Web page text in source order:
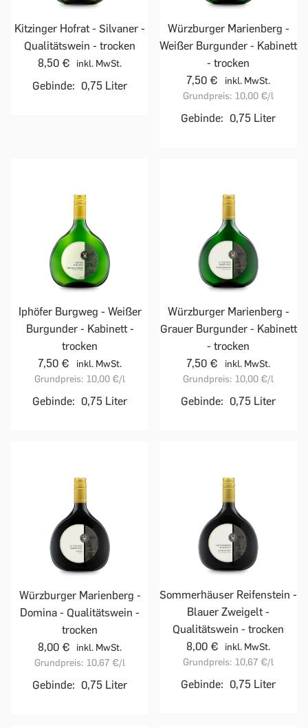
Kitzinger Hofrat - Silvaner -
Qualitätswein - trocken
8,50 €
inkl. MwSt.
Gebinde: 0,75 Liter
Würzburger Marienberg -
Weißer Burgunder - Kabinett
- trocken
7,50 €
inkl. MwSt.
Grundpreis: 10,00 €/l
Gebinde: 0,75 Liter
Iphöfer Burgweg - Weißer
Burgunder - Kabinett -
trocken
7,50 €
inkl. MwSt.
Grundpreis: 10,00 €/l
Gebinde: 0,75 Liter
Würzburger Marienberg -
Grauer Burgunder - Kabinett
- trocken
7,50 €
inkl. MwSt.
Grundpreis: 10,00 €/l
Gebinde: 0,75 Liter
Würzburger Marienberg -
Domina - Qualitätswein -
trocken
8,00 €
inkl. MwSt.
Grundpreis: 10,67 €/l
Gebinde: 0,75 Liter
Sommerhäuser Reifenstein -
Blauer Zweigelt -
Qualitätswein - trocken
8,00 €
inkl. MwSt.
Grundpreis: 10,67 €/l
Gebinde: 0,75 Liter